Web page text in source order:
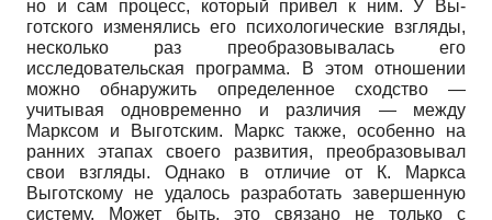
но и сам процесс, который привел к ним. У Вы­
готского изменялись его психологические взгляды,
несколько раз преобразовывалась его
исследовательская программа. В этом отношении
можно обнаружить определенное сходство —
учитывая одновременно и различия — между
Марксом и Выготским. Маркс также, особенно на
ранних этапах своего развития, преобразовывал
свои взгляды. Однако в отличие от К. Маркса
Выготскому не удалось разработать завершенную
систему. Может быть, это связано не только с